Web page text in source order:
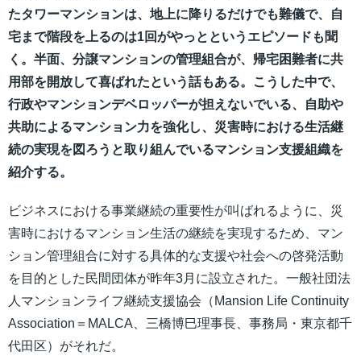
たタワーマンションは、地上に降りるだけでも難儀で、自
宅まで階段を上るのは1回がやっとというエピソードも聞
く。半面、分譲マンションの管理組合が、帰宅困難者に共
用部を開放して喜ばれたという話もある。こうした中で、
行政やマンションデベロッパーが担えないでいる、自助や
共助によるマンション力を強化し、災害時における生活継
続の実現を図ろうと取り組んでいるマンション支援組織を
紹介する。
ビジネスにおける事業継続の重要性が叫ばれるように、災
害時におけるマンション生活の継続を実現するため、マン
ション管理組合に対する具体的な支援や社会への啓発活動
を目的とした民間団体が昨年3月に設立された。一般社団法
人マンションライフ継続支援協会（Mansion Life Continuity
Association＝MALCA、三橋博巳理事長、事務局・東京都千
代田区）がそれだ。